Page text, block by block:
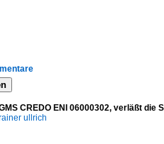
CREDO ENI 06000302, verläßt
ullrich